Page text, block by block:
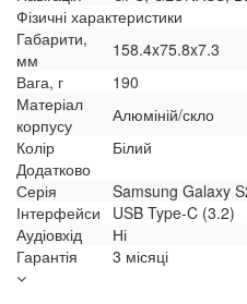
Фізичні характеристики
Габарити,
мм
158.4x75.8x7.3
Вага, г
190
Матеріал
корпусу
Алюміній/скло
Колір
Білий
Додатково
Серія
Samsung Galaxy
Інтерфейси
USB Type-C (3.2)
Аудіовхід
Ні
Гарантія
3 місяці